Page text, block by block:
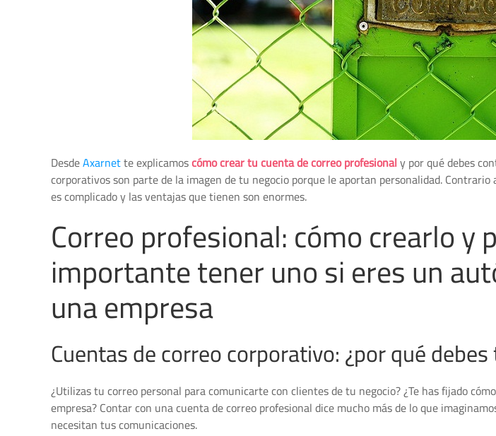
DesdeAxarnette explicamoscómo crear tu cuenta de correo profesionaly por qué debes
corporativos son parte de la imagen de tu negocio porque le aportan personalidad.
es complicado y las ventajas que tienen son enormes.
Correo profesional: cómo crearlo y
importante tener uno si eres un
una empresa
Cuentas de correo corporativo: ¿por qué
¿Utilizas tu correo personal para comunicarte con clientes de tu negocio? ¿Te has fijado
empresa? Contar con una cuenta de correo profesional dice mucho más de lo que
necesitan tus comunicaciones.